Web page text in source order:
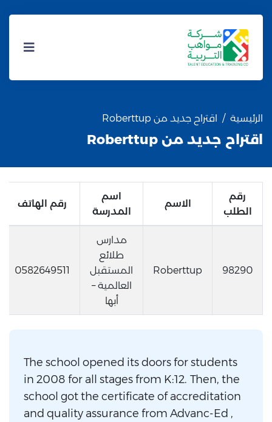
الرئيسية اقتراح جديد من Roberttup
اقتراح جديد من Roberttup
رقم
الطلب
الاسم
اسم
المدرسة
رقم الهاتف
98290
Roberttup
مدارس
طلائع
المستقبل
العالمية –
أبها
0582649511
The school opened its doors for students
in 2008 for all stages from K:12. Then, the
school got the certificate of accreditation
and quality assurance from Advanc-Ed ,